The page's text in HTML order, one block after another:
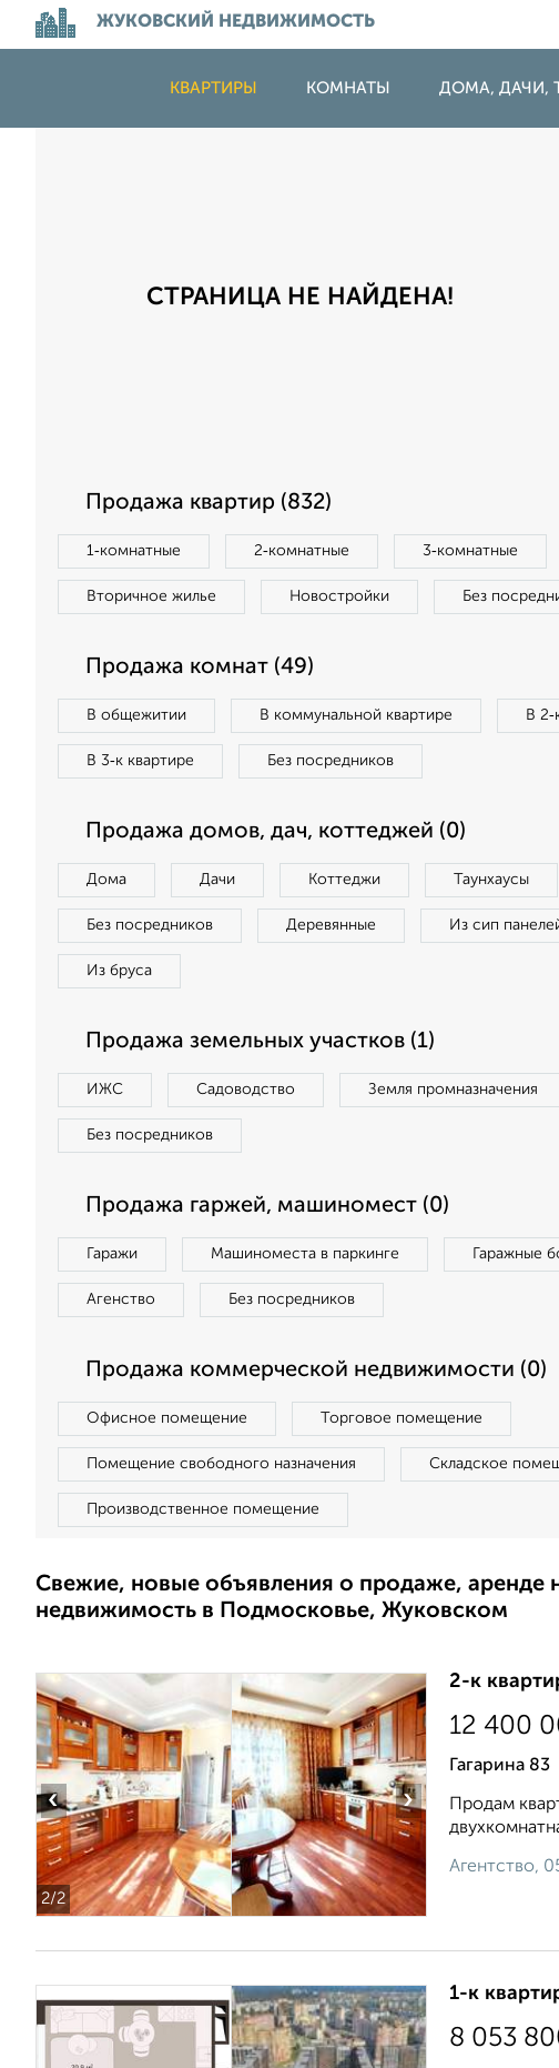
ЖУКОВСКИЙ НЕДВИЖИМОСТЬ
КВАРТИРЫ КОМНАТЫ ДОМА, ДАЧИ,
СТРАНИЦА НЕ НАЙДЕНА!
Продажа квартир (832)
1‑комнатные 2‑комнатные 3‑комнатные
Вторичное жилье Новостройки Без
Продажа комнат (49)
В общежитии В коммунальной квартире В
В 3‑к квартире Без посредников
Продажа домов, дач, коттеджей (0)
Дома Дачи Коттеджи Таунхаусы
Без посредников Деревянные Из сип
Из бруса
Продажа земельных участков (1)
ИЖС Садоводство Земля промназначения
Без посредников
Продажа гаржей, машиномест (0)
Гаражи Машиноместа в паркинге Гаражные
Агенство Без посредников
Продажа коммерческой недвижимости (0)
Офисное помещение Торговое помещение
Помещение свободного назначения Складское
Производственное помещение
Свежие, новые объявления о продаже,
недвижимость в Подмосковье, Жуковском
2/2
‹ ›
2-к
12 400
Гагарина 83
Продам
Агентство,
1-к
8 053